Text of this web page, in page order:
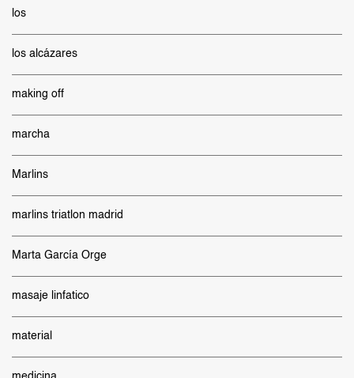
los
los alcázares
making off
marcha
Marlins
marlins triatlon madrid
Marta García Orge
masaje linfatico
material